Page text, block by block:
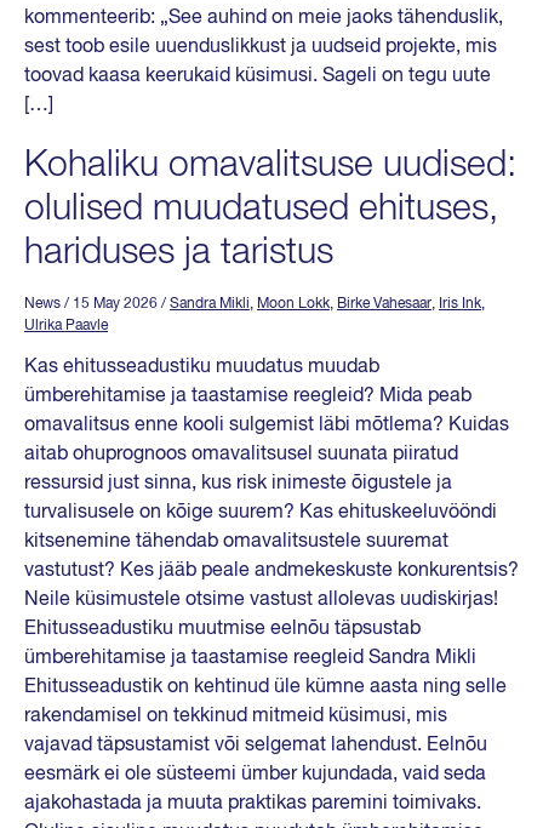
kommenteerib: „See auhind on meie jaoks tähenduslik,
sest toob esile uuenduslikkust ja uudseid projekte, mis
toovad kaasa keerukaid küsimusi. Sageli on tegu uute
[…]
Kohaliku omavalitsuse uudised:
olulised muudatused ehituses,
hariduses ja taristus
News / 15 May 2026 / Sandra Mikli, Moon Lokk, Birke Vahesaar, Iris Ink,
Ulrika Paavle
Kas ehitusseadustiku muudatus muudab
ümberehitamise ja taastamise reegleid? Mida peab
omavalitsus enne kooli sulgemist läbi mõtlema? Kuidas
aitab ohuprognoos omavalitsusel suunata piiratud
ressursid just sinna, kus risk inimeste õigustele ja
turvalisusele on kõige suurem? Kas ehituskeeluvööndi
kitsenemine tähendab omavalitsustele suuremat
vastutust? Kes jääb peale andmekeskuste konkurentsis?
Neile küsimustele otsime vastust allolevas uudiskirjas!
Ehitusseadustiku muutmise eelnõu täpsustab
ümberehitamise ja taastamise reegleid Sandra Mikli
Ehitusseadustik on kehtinud üle kümne aasta ning selle
rakendamisel on tekkinud mitmeid küsimusi, mis
vajavad täpsustamist või selgemat lahendust. Eelnõu
eesmärk ei ole süsteemi ümber kujundada, vaid seda
ajakohastada ja muuta praktikas paremini toimivaks.